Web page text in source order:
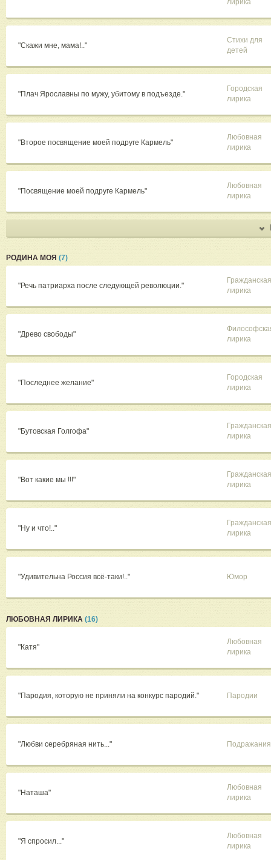
лирика
"Скажи мне, мама!.."
Стихи для
детей
"Плач Ярославны по мужу, убитому в подъезде."
Городская
лирика
"Второе посвящение моей подруге Кармель"
Любовная
лирика
"Посвящение моей подруге Кармель"
Любовная
лирика
РОДИНА МОЯ (7)
"Речь патриарха после следующей революции."
Гражданская
лирика
"Древо свободы"
лирика
"Последнее желание"
Городская
лирика
"Бутовская Голгофа"
Гражданская
лирика
"Вот какие мы !!!"
Гражданская
лирика
"Ну и что!.."
Гражданская
лирика
"Удивительна Россия всё-таки!.." Юмор
ЛЮБОВНАЯ ЛИРИКА (16)
"Катя"
Любовная
лирика
"Пародия, которую не приняли на конкурс пародий." Пародии
"Любви серебряная нить..." Подражания
"Наташа"
Любовная
лирика
"Я спросил..."
Любовная
лирика